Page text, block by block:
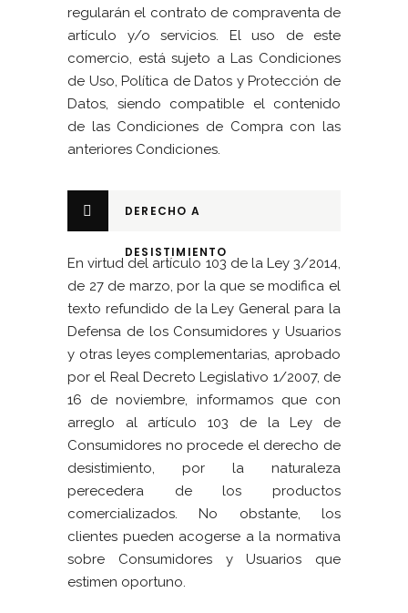
regularán el contrato de compraventa de
artículo y/o servicios. El uso de este
comercio, está sujeto a Las Condiciones
de Uso, Política de Datos y Protección de
Datos, siendo compatible el contenido
de las Condiciones de Compra con las
anteriores Condiciones.
DERECHO A
DESISTIMIENTO
En virtud del artículo 103 de la Ley 3/2014,
de 27 de marzo, por la que se modifica el
texto refundido de la Ley General para la
Defensa de los Consumidores y Usuarios
y otras leyes complementarias, aprobado
por el Real Decreto Legislativo 1/2007, de
16 de noviembre, informamos que con
arreglo al artículo 103 de la Ley de
Consumidores no procede el derecho de
desistimiento, por la naturaleza
perecedera de los productos
comercializados. No obstante, los
clientes pueden acogerse a la normativa
sobre Consumidores y Usuarios que
estimen oportuno.